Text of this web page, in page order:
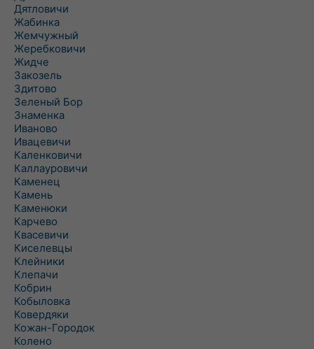
Дятловичи
Жабинка
Жемчужный
Жеребковичи
Жидче
Закозель
Здитово
Зеленый Бор
Знаменка
Иваново
Ивацевичи
Каленковичи
Каллауровичи
Каменец
Камень
Каменюки
Карчево
Квасевичи
Киселевцы
Клейники
Клепачи
Кобрин
Кобыловка
Ковердяки
Кожан-Городок
Колено